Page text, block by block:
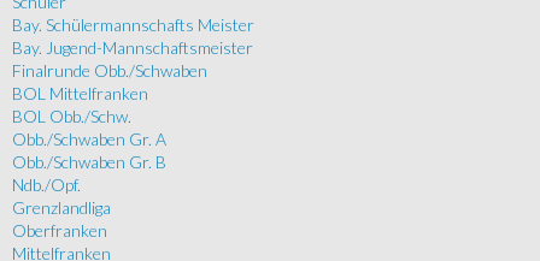
Bay. Schülermannschafts Meister
Bay. Jugend-Mannschaftsmeister
Finalrunde Obb./Schwaben
BOL Mittelfranken
BOL Obb./Schw.
Obb./Schwaben Gr. A
Obb./Schwaben Gr. B
Ndb./Opf.
Grenzlandliga
Oberfranken
Mittelfranken